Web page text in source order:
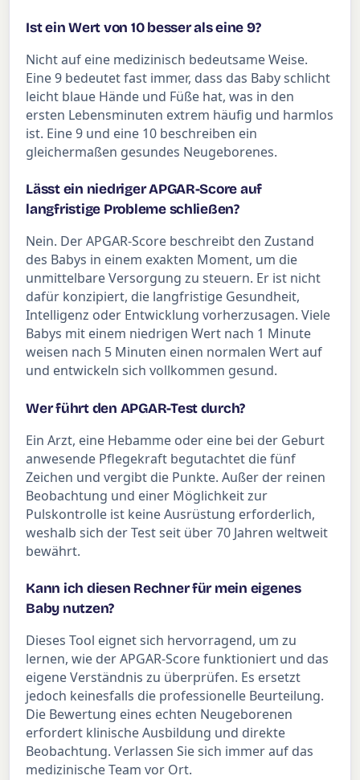
Ist ein Wert von 10 besser als eine 9?
Nicht auf eine medizinisch bedeutsame Weise.
Eine 9 bedeutet fast immer, dass das Baby schlicht
leicht blaue Hände und Füße hat, was in den
ersten Lebensminuten extrem häufig und harmlos
ist. Eine 9 und eine 10 beschreiben ein
gleichermaßen gesundes Neugeborenes.
Lässt ein niedriger APGAR-Score auf
langfristige Probleme schließen?
Nein. Der APGAR-Score beschreibt den Zustand
des Babys in einem exakten Moment, um die
unmittelbare Versorgung zu steuern. Er ist nicht
dafür konzipiert, die langfristige Gesundheit,
Intelligenz oder Entwicklung vorherzusagen. Viele
Babys mit einem niedrigen Wert nach 1 Minute
weisen nach 5 Minuten einen normalen Wert auf
und entwickeln sich vollkommen gesund.
Wer führt den APGAR-Test durch?
Ein Arzt, eine Hebamme oder eine bei der Geburt
anwesende Pflegekraft begutachtet die fünf
Zeichen und vergibt die Punkte. Außer der reinen
Beobachtung und einer Möglichkeit zur
Pulskontrolle ist keine Ausrüstung erforderlich,
weshalb sich der Test seit über 70 Jahren weltweit
bewährt.
Kann ich diesen Rechner für mein eigenes
Baby nutzen?
Dieses Tool eignet sich hervorragend, um zu
lernen, wie der APGAR-Score funktioniert und das
eigene Verständnis zu überprüfen. Es ersetzt
jedoch keinesfalls die professionelle Beurteilung.
Die Bewertung eines echten Neugeborenen
erfordert klinische Ausbildung und direkte
Beobachtung. Verlassen Sie sich immer auf das
medizinische Team vor Ort.